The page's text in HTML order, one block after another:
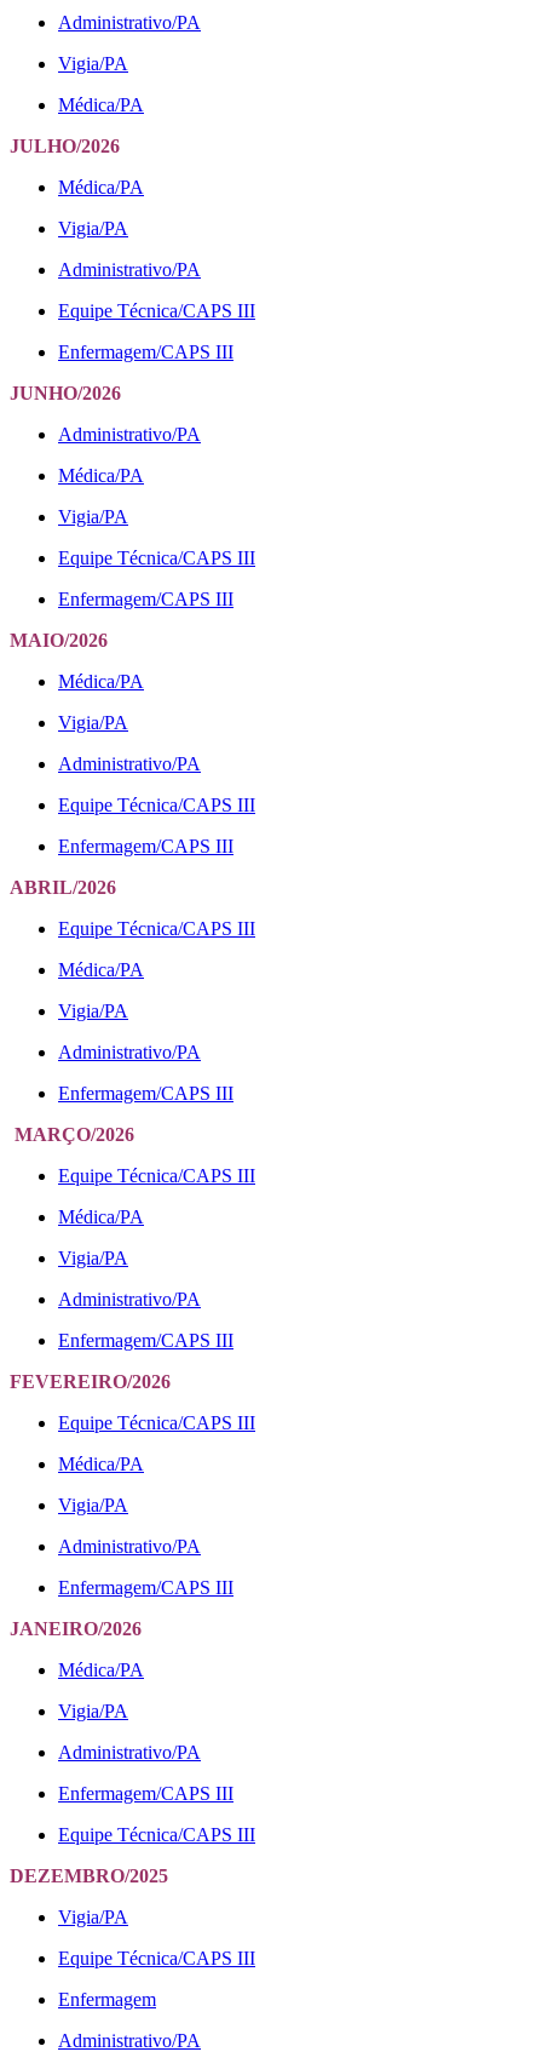
Administrativo/PA
Vigia/PA
Médica/PA
JULHO/2026
Médica/PA
Vigia/PA
Administrativo/PA
Equipe Técnica/CAPS III
Enfermagem/CAPS III
JUNHO/2026
Administrativo/PA
Médica/PA
Vigia/PA
Equipe Técnica/CAPS III
Enfermagem/CAPS III
MAIO/2026
Médica/PA
Vigia/PA
Administrativo/PA
Equipe Técnica/CAPS III
Enfermagem/CAPS III
ABRIL/2026
Equipe Técnica/CAPS III
Médica/PA
Vigia/PA
Administrativo/PA
Enfermagem/CAPS III
MARÇO/2026
Equipe Técnica/CAPS III
Médica/PA
Vigia/PA
Administrativo/PA
Enfermagem/CAPS III
FEVEREIRO/2026
Equipe Técnica/CAPS III
Médica/PA
Vigia/PA
Administrativo/PA
Enfermagem/CAPS III
JANEIRO/2026
Médica/PA
Vigia/PA
Administrativo/PA
Enfermagem/CAPS III
Equipe Técnica/CAPS III
DEZEMBRO/2025
Vigia/PA
Equipe Técnica/CAPS III
Enfermagem
Administrativo/PA